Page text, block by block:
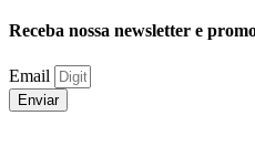
Receba nossa newsletter e
Email
Enviar